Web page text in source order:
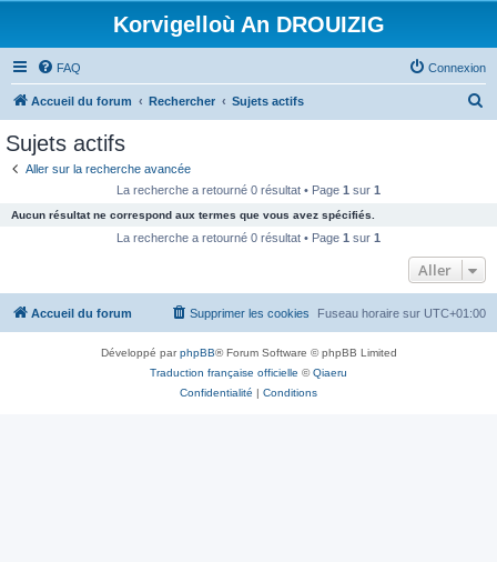
Korvigelloù An DROUIZIG
FAQ Connexion
Accueil du forum Rechercher Sujets actifs
c
e
Sujets actifs
Aller sur la recherche avancée
La recherche a retourné 0 résultat • Page 1 sur 1
Aucun résultat ne correspond aux termes que vous avez spécifiés.
La recherche a retourné 0 résultat • Page 1 sur 1
Aller
Accueil du forum Fuseau horaire sur UTC+01:00
Supprimer les cookies
Développé parphpBB® Forum Software © phpBB Limited
Traduction française officielle ©Qiaeru
Confidentialité | Conditions